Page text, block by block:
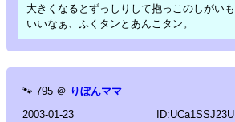
大きくなるとずっしりして抱っこのしがいも
いいなぁ、ふくタンとあんこタン。
🐾 795 ＠ りぼんママ
2003-01-23
ID:UCa1SSJ23U